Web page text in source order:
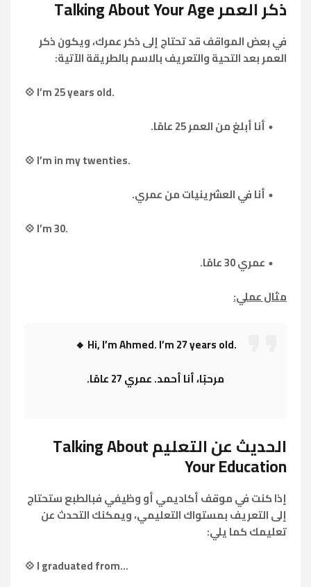
ذكر العمر Talking About Your Age
في بعض المواقف قد تحتاج إلى ذكر عمرك، ويكون ذكر
العمر بعد التحية والتعريف بالاسم بالطريقة الآتية:
💠 I’m 25 years old.
أنا أبلغ من العمر 25 عامًا.
💠 I’m in my twenties.
أنا في العشرينيات من عمري.
💠 I’m 30.
عمري 30 عامًا.
مثال عملي:
🔸 Hi, I’m Ahmed. I’m 27 years old.
مرحبًا، أنا أحمد. عمري 27 عامًا.
الحديث عن التعليم Talking About
Your Education
إذا كنت في موقف أكاديمي أو وظيفي فبالطبع ستحتاج
إلى التعريف بمستواك التعليمي، ويمكنك التحدث عن
تعليمك كما يلي:
💠 I graduated from...